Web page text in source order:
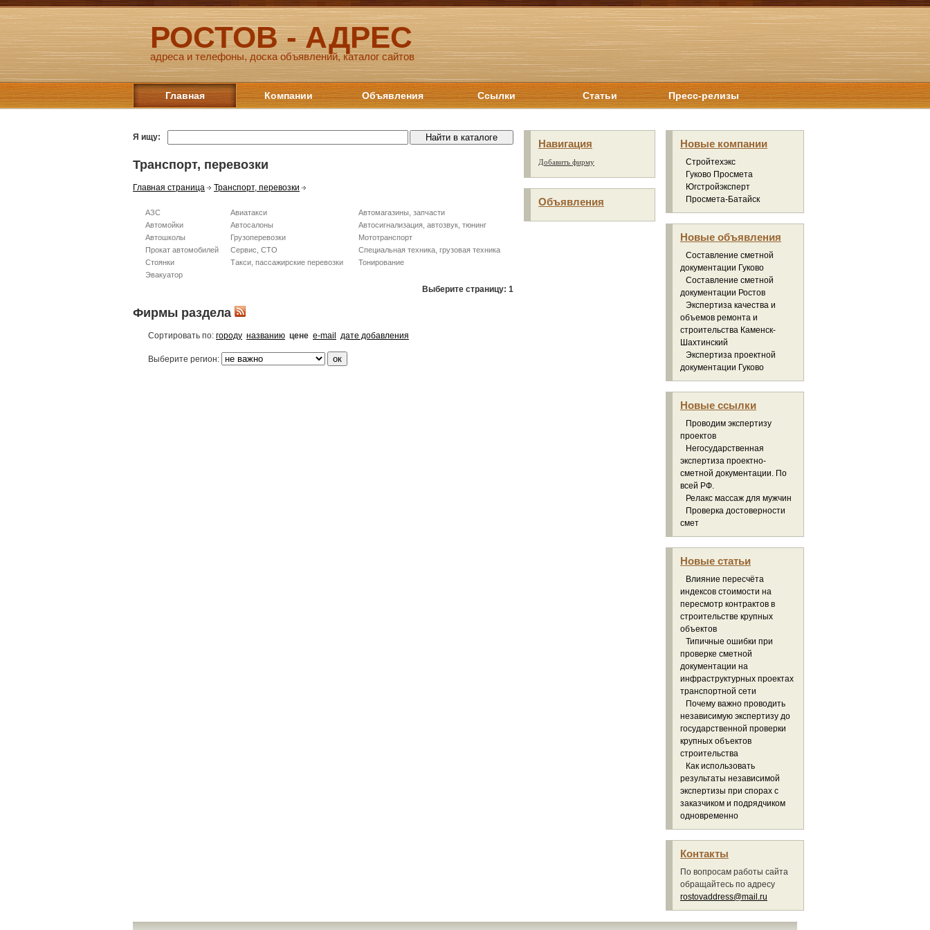
РОСТОВ - АДРЕС
адреса и телефоны, доска объявлений, каталог сайтов
Главная Компании Объявления Ссылки Статьи Пресс-релизы
Я ищу:
Транспорт, перевозки
Главная страница Транспорт, перевозки
АЗС Авиатакси
Автомагазины, запчасти
Автомойки
Автосалоны
Автосигнализация, автозвук, тюнинг
Автошколы
Грузоперевозки
Мототранспорт
Прокат автомобилей
Сервис, СТО
Специальная техника, грузовая техника
Стоянки
Такси, пассажирские перевозки
Тонирование
Эвакуатор
Выберите страницу: 1
Фирмы раздела
Сортировать по: городу названию цене e-mail дате добавления
Выберите регион:
Навигация
Добавить фирму
Объявления
Новые компании
Стройтехэкс
Гуково Просмета
Югстройэксперт
Просмета-Батайск
Новые объявления
Составление сметной
документации Гуково
Составление сметной
документации Ростов
Экспертиза качества и
объемов ремонта и
строительства Каменск-
Шахтинский
Экспертиза проектной
документации Гуково
Новые ссылки
Проводим экспертизу
проектов
Негосударственная
экспертиза проектно-
сметной документации. По
всей РФ.
Релакс массаж для мужчин
Проверка достоверности
смет
Новые статьи
Влияние пересчёта
индексов стоимости на
пересмотр контрактов в
строительстве крупных
объектов
Типичные ошибки при
проверке сметной
документации на
инфраструктурных проектах
транспортной сети
Почему важно проводить
независимую экспертизу до
государственной проверки
крупных объектов
строительства
Как использовать
результаты независимой
экспертизы при спорах с
заказчиком и подрядчиком
одновременно
Контакты
По вопросам работы сайта
обращайтесь по адресу
rostovaddress@mail.ru